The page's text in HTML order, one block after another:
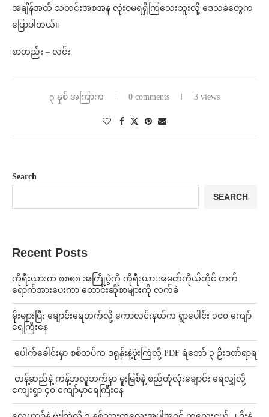
အချိန်အထိ သတင်းအစအန လုံးဝမရရှိကြသေးဘူးလို့ ဒေသခံတွေက
ပြောပါတယ်။
စာတည်း – လင်း
၃ နှစ် အကြာက 0 comments 3 views
Search
SEARCH
Recent Posts
ကိုရီးယားက ၈၈၈၈ အကြိုပွဲကို ကိုရီးယားအမတ်ကိုယ်တိုင် တက်
ရောက်အားပေးကာ တောင်းဆိုစာများကို လက်ခံ
⁨မိုးများပြီး ချောင်းရေတက်လို့ ကောလင်းနယ်က ရွာပေါင်း ၁၀၀ ကျော်
ရေကြီးနေ
⁩ ⁨ပေါက်ခေါင်းမှာ စစ်တပ်က ဒရုန်းနဲ့ဗုံးကြဲလို့ PDF ရဲဘော် ၃ ဦးဒဏ်ရာရ
⁩ ⁨တန့်ဆည်နဲ့ ကန့်ဘလူဘက်မှာ မူးမြစ်နဲ့ စည်တုံလုံးချောင်း ရေလျှံလို့
ကျေးရွာ ၄၀ ကျော်မှာရေကြီးနေ